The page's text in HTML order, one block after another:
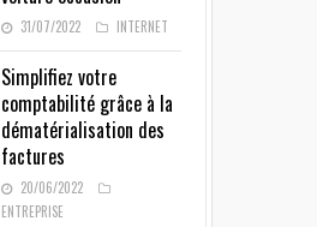
31/07/2022 INTERNET
Simplifiez votre
comptabilité grâce à la
dématérialisation des
factures
20/06/2022
ENTREPRISE